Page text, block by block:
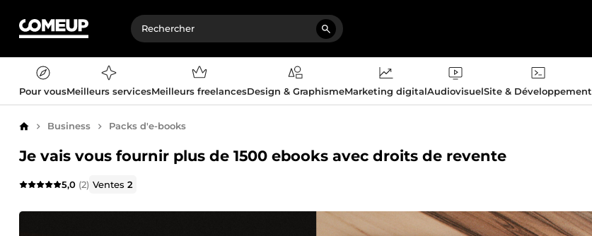
Pour vousMeilleurs servicesMeilleurs freelancesDesign & GraphismeMarketing digitalAudiovisuelSite & Développement
AccueilBusiness Packs d'e-books
Je vais vous fournir plus de 1500 ebooks avec droits de revente
5,0 (2) Ventes2